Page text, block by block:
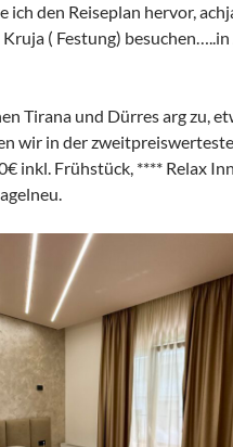
ich den Reiseplan hervor,
( Festung)
Tirana und Dürres arg zu,
wir in der
inkl. Frühstück, **** Relax